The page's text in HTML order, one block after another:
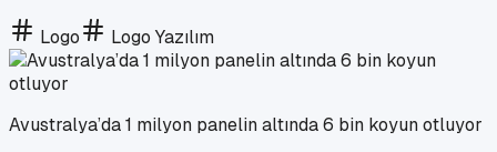
Logo Logo Yazılım
Avustralya’da 1 milyon panelin altında 6 bin koyun otluyor